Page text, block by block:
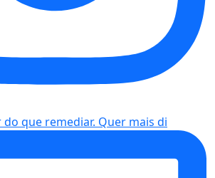
que remediar. Quer mais di